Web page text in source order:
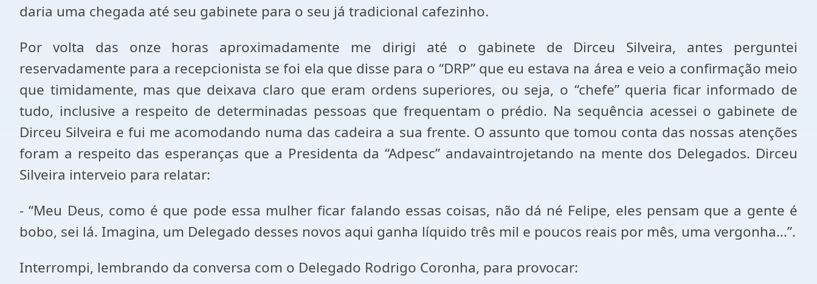
daria uma chegada até seu gabinete para o seu já tradicional cafezinho.
Por volta das onze horas aproximadamente me dirigi até o gabinete de Dirceu Silveira, antes perguntei
reservadamente para a recepcionista se foi ela que disse para o “DRP” que eu estava na área e veio a confirmação meio
que timidamente, mas que deixava claro que eram ordens superiores, ou seja, o “chefe” queria ficar informado de
tudo, inclusive a respeito de determinadas pessoas que frequentam o prédio. Na sequência acessei o gabinete de
Dirceu Silveira e fui me acomodando numa das cadeira a sua frente. O assunto que tomou conta das nossas atenções
foram a respeito das esperanças que a Presidenta da “Adpesc” andavaintrojetando na mente dos Delegados. Dirceu
Silveira interveio para relatar:
- “Meu Deus, como é que pode essa mulher ficar falando essas coisas, não dá né Felipe, eles pensam que a gente é
bobo, sei lá. Imagina, um Delegado desses novos aqui ganha líquido três mil e poucos reais por mês, uma vergonha...”.
Interrompi, lembrando da conversa com o Delegado Rodrigo Coronha, para provocar: